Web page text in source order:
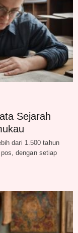
Sejarah
dari 1.500 tahun
dengan setiap